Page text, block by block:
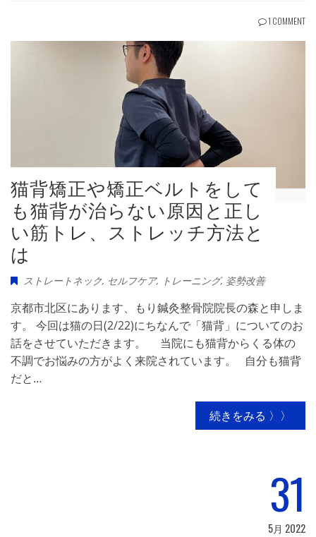
1 COMMENT
猫背矯正や矯正ベルトをして
も猫背が治らない原因と正し
い筋トレ、ストレッチ方法と
は
ストレートネック, セルフケア, トレーニング, 姿勢改善
京都市北区にあります、もり鍼灸整骨院院長の森と申しま
す。 今回は猫の日(2/22)にちなんで「猫背」についてのお
話をさせていただきます。 当院にも猫背からくる体の
不調でお悩みの方がよく来院されています。 自分も猫背
だと…
続きをみる 〉〉
31
5月 2022